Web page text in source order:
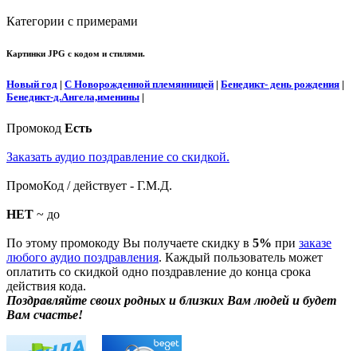
Категории с примерами
Картинки JPG с кодом и стилями.
Новый год | С Новорожденной племянницей | Бенедикт- день рождения |
Бенедикт-д.Ангела,именины |
Промокод Есть
Заказать аудио поздравление со скидкой.
ПромоКод / действует - Г.М.Д.
НЕТ ~ до
По этому промокоду Вы получаете скидку в 5% при заказе
любого аудио поздравления. Каждый пользователь может
оплатить со скидкой одно поздравление до конца срока
действия кода.
Поздравляйте своих родных и близких Вам людей и будет
Вам счастье!